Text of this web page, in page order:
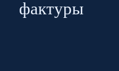
фактуры